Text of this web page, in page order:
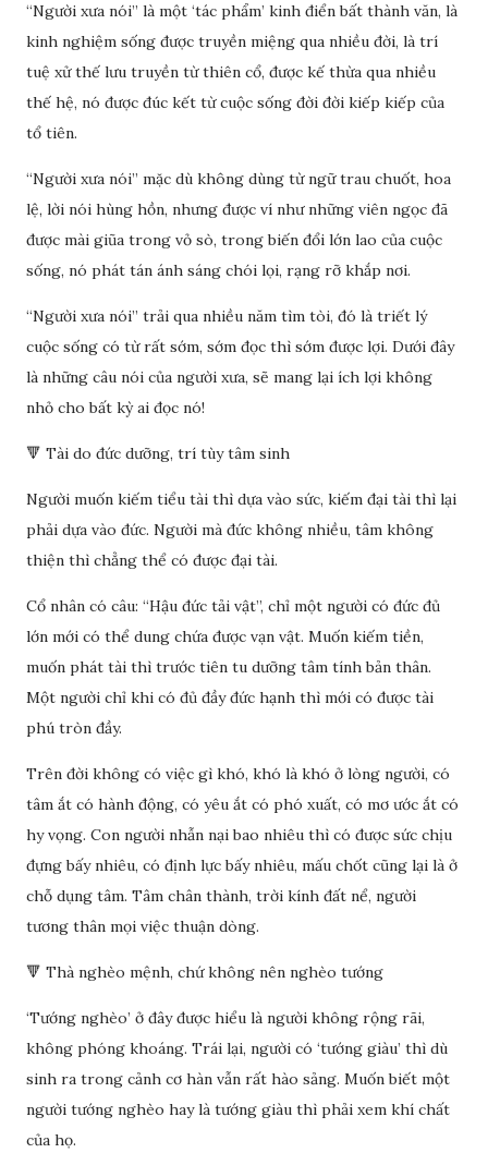
“Người xưa nói” là một ‘tác phẩm’ kinh điển bất thành văn, là
kinh nghiệm sống được truyền miệng qua nhiều đời, là trí
tuệ xử thế lưu truyền từ thiên cổ, được kế thừa qua nhiều
thế hệ, nó được đúc kết từ cuộc sống đời đời kiếp kiếp của
tổ tiên.
“Người xưa nói” mặc dù không dùng từ ngữ trau chuốt, hoa
lệ, lời nói hùng hồn, nhưng được ví như những viên ngọc đã
được mài giũa trong vỏ sò, trong biến đổi lớn lao của cuộc
sống, nó phát tán ánh sáng chói lọi, rạng rỡ khắp nơi.
“Người xưa nói” trải qua nhiều năm tìm tòi, đó là triết lý
cuộc sống có từ rất sớm, sớm đọc thì sớm được lợi. Dưới đây
là những câu nói của người xưa, sẽ mang lại ích lợi không
nhỏ cho bất kỳ ai đọc nó!
🔻 Tài do đức dưỡng, trí tùy tâm sinh
Người muốn kiếm tiểu tài thì dựa vào sức, kiếm đại tài thì lại
phải dựa vào đức. Người mà đức không nhiều, tâm không
thiện thì chẳng thể có được đại tài.
Cổ nhân có câu: “Hậu đức tải vật”, chỉ một người có đức đủ
lớn mới có thể dung chứa được vạn vật. Muốn kiếm tiền,
muốn phát tài thì trước tiên tu dưỡng tâm tính bản thân.
Một người chỉ khi có đủ đầy đức hạnh thì mới có được tài
phú tròn đầy.
Trên đời không có việc gì khó, khó là khó ở lòng người, có
tâm ắt có hành động, có yêu ắt có phó xuất, có mơ ước ắt có
hy vọng. Con người nhẫn nại bao nhiêu thì có được sức chịu
đựng bấy nhiêu, có định lực bấy nhiêu, mấu chốt cũng lại là ở
chỗ dụng tâm. Tâm chân thành, trời kính đất nể, người
tương thân mọi việc thuận dòng.
🔻 Thà nghèo mệnh, chứ không nên nghèo tướng
‘Tướng nghèo’ ở đây được hiểu là người không rộng rãi,
không phóng khoáng. Trái lại, người có ‘tướng giàu’ thì dù
sinh ra trong cảnh cơ hàn vẫn rất hào sảng. Muốn biết một
người tướng nghèo hay là tướng giàu thì phải xem khí chất
của họ.